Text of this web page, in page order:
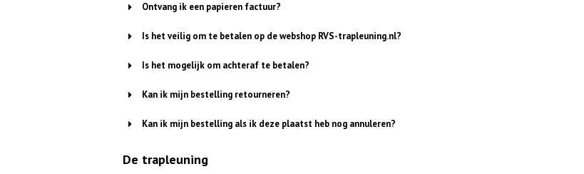
Ontvang ik een papieren factuur?
Is het veilig om te betalen op de webshop RVS-trapleuning.nl?
Is het mogelijk om achteraf te betalen?
Kan ik mijn bestelling retourneren?
Kan ik mijn bestelling als ik deze plaatst heb nog annuleren?
De trapleuning